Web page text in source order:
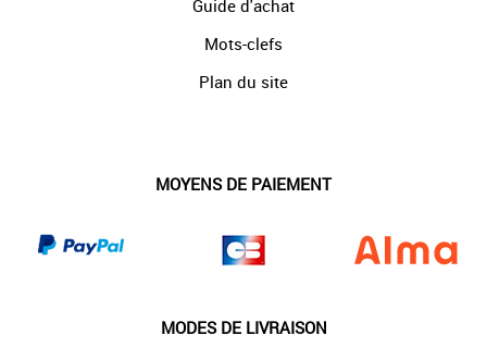
Guide d'achat
Mots-clefs
Plan du site
MOYENS DE PAIEMENT
MODES DE LIVRAISON